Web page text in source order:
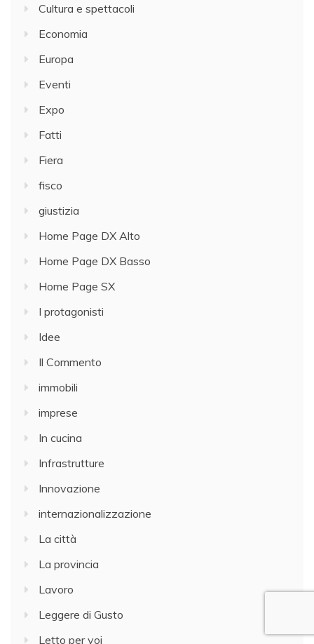
Cultura e spettacoli
Economia
Europa
Eventi
Expo
Fatti
Fiera
fisco
giustizia
Home Page DX Alto
Home Page DX Basso
Home Page SX
I protagonisti
Idee
Il Commento
immobili
imprese
In cucina
Infrastrutture
Innovazione
internazionalizzazione
La città
La provincia
Lavoro
Leggere di Gusto
Letto per voi